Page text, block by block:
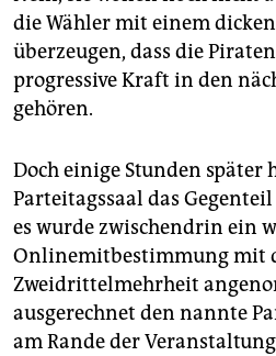
die Wähler mit einem
überzeugen, dass die
progressive Kraft in den
gehören.
Doch einige Stunden später
Parteitagssaal das
es wurde zwischendrin ein
Onlinemitbestimmung mit
Zweidrittelmehrheit
ausgerechnet den nannte
am Rande der